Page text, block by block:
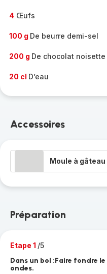
4 Œufs
100 g De beurre demi-sel
200 g De chocolat
20 cl D’eau
Accessoires
Moule à gâteau
Préparation
Etape 1 /5
Dans un bol :Faire fondre
ondes.